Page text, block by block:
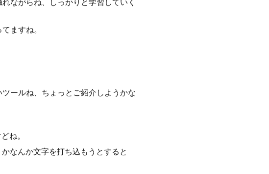
ながらね、しっかりと学習していく
ますね。
ールね、ちょっとご紹介しようかな
ね。
なんか文字を打ち込もうとすると